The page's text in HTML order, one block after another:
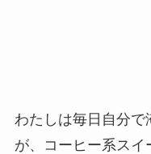
わたしは毎日自分
が、コーヒー系スイ